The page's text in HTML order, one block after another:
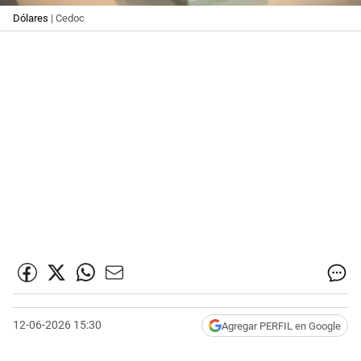
Dólares | Cedoc
12-06-2026 15:30 Agregar PERFIL en Google